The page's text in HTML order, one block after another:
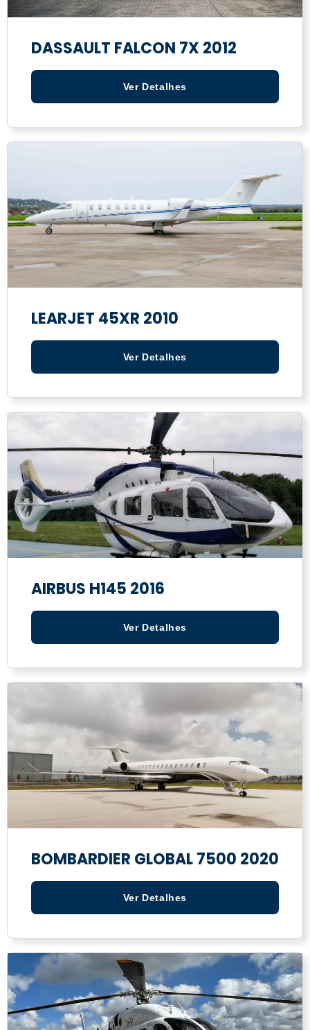
DASSAULT FALCON 7X 2012
Ver Detalhes
LEARJET 45XR 2010
Ver Detalhes
AIRBUS H145 2016
Ver Detalhes
BOMBARDIER GLOBAL 7500 2020
Ver Detalhes